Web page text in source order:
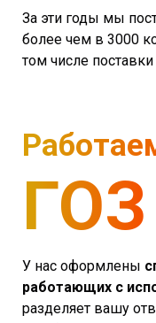
За эти годы мы
более чем в 3000
том числе
ГОЗ
У нас оформлены
работающих с
разделяет вашу